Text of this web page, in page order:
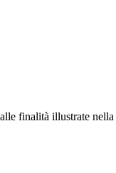
finalità illustrate nella